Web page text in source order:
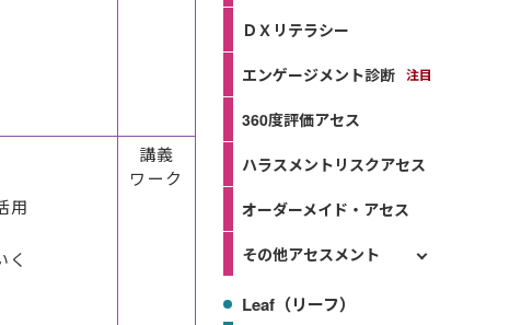
用
講義
ワーク
ＤＸリテラシー
エンゲージメント診断
360度評価アセス
ハラスメントリスクアセス
オーダーメイド・アセス
その他アセスメント
Leaf（リーフ）